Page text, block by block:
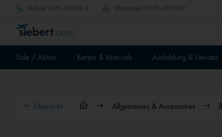
Hotline 0251-92459-3 WhatsApp 01579-2351959
Sale / Aktion Karten & Manuals Ausbildung & Literatur
Übersicht Allgemeines & Accessoires